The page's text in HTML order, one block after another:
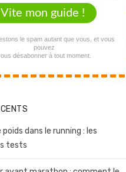
dans le running : les
tests